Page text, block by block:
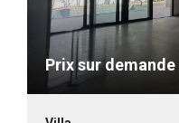
Prix sur demande